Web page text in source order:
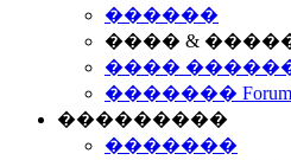
������
���� &
����
������� Forum
���������
�������